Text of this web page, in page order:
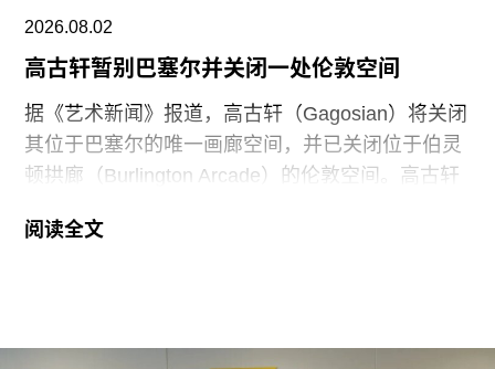
La Générale的租约于12月31日到期后，将该空间
作为东京宫翻修期间的行政办公场所。
2026.08.02
高古轩暂别巴塞尔并关闭一处伦敦空间
据《艺术新闻》报道，高古轩（Gagosian）将关闭
其位于巴塞尔的唯一画廊空间，并已关闭位于伯灵
顿拱廊（Burlington Arcade）的伦敦空间。高古轩
伦敦伯灵顿空间则永久关闭。目前，高古轩官网已
空间于2019年巴塞尔艺术展期间开幕。该空间共举
阅读全文